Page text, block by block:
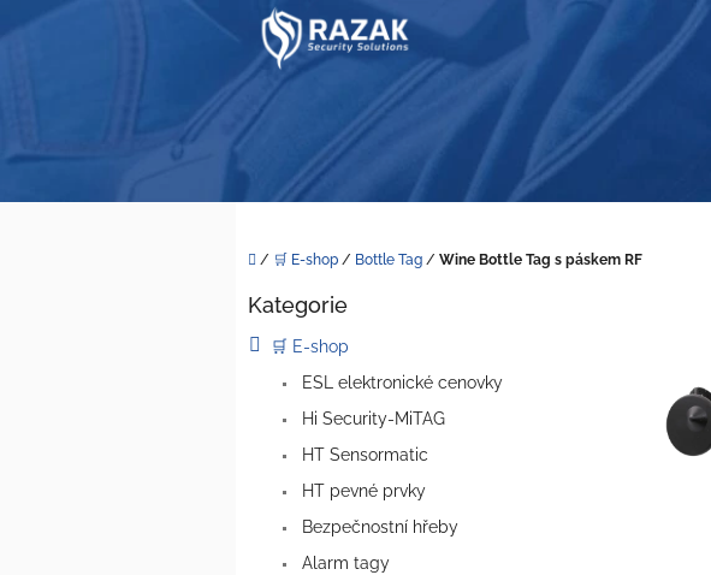
Domů
/ 🛒 E-shop / Bottle Tag / Wine Bottle Tag s páskem RF
Přeskočit
Kategorie
🛒 E-shop
ESL elektronické cenovky
Hi Security-MiTAG
HT Sensormatic
HT pevné prvky
Bezpečnostní hřeby
Alarm tagy